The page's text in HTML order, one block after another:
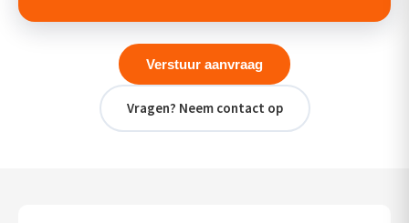
Verstuur aanvraag
Vragen? Neem contact op